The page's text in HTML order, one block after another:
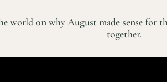
world on why August made sense for
together.